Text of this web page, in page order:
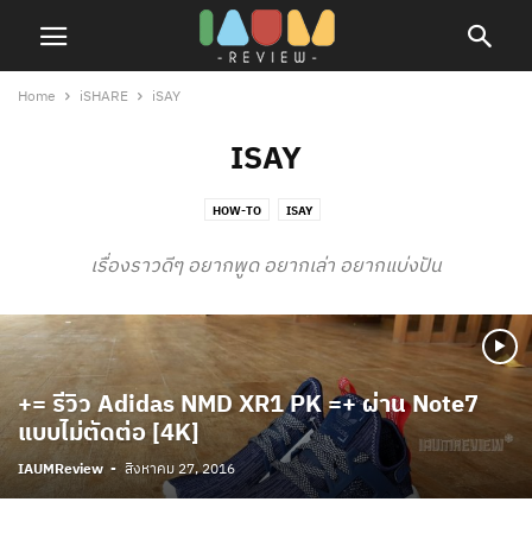
Home iSHARE iSAY
ISAY
HOW-TO ISAY
เรื่องราวดีๆ อยากพูด อยากเล่า อยากแบ่งปัน
+= รีวิว Adidas NMD XR1 PK =+ ผ่าน Note7
แบบไม่ตัดต่อ [4K]
IAUMReview - สิงหาคม 27, 2016